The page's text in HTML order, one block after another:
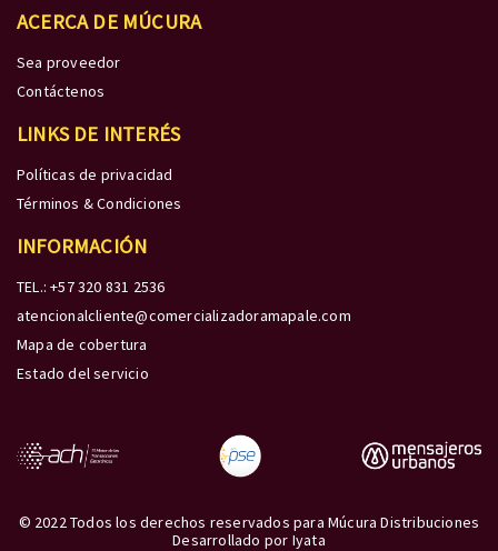
ACERCA DE MÚCURA
Sea proveedor
Contáctenos
LINKS DE INTERÉS
Políticas de privacidad
Términos & Condiciones
INFORMACIÓN
TEL.: +57 320 831 2536
atencionalcliente@comercializadoramapale.com
Mapa de cobertura
Estado del servicio
© 2022 Todos los derechos reservados para Múcura Distribuciones
Desarrollado por Iyata